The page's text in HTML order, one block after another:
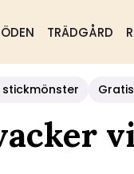
TRÄDGÅRD